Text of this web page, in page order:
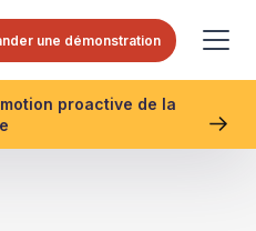
une démonstration
proactive de la